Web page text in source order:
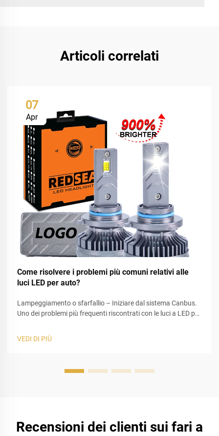
Articoli correlati
07
Apr
Come risolvere i problemi più comuni relativi alle
luci LED per auto?
Lampeggiamento o sfarfallio – Iniziare dal sistema Canbus.
Uno dei problemi più frequenti riscontrati con le luci a LED per
dopo aver sostituito le tradizionali lampadine alogene con
VEDI DI PIÙ
Recensioni dei clienti sui fari a